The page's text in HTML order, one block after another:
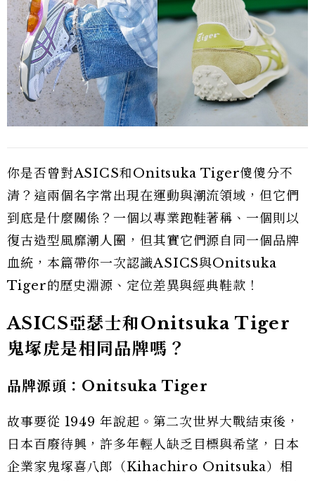
你是否曾對ASICS和Onitsuka Tiger傻傻分不
清？這兩個名字常出現在運動與潮流領域，但它們
到底是什麼關係？一個以專業跑鞋著稱、一個則以
復古造型風靡潮人圈，但其實它們源自同一個品牌
血統，本篇帶你一次認識ASICS與Onitsuka
Tiger的歷史淵源、定位差異與經典鞋款！
ASICS亞瑟士和Onitsuka Tiger
鬼塚虎是相同品牌嗎？
品牌源頭：Onitsuka Tiger
故事要從 1949 年說起。第二次世界大戰結束後，
日本百廢待興，許多年輕人缺乏目標與希望，日本
企業家鬼塚喜八郎（Kihachiro Onitsuka）相